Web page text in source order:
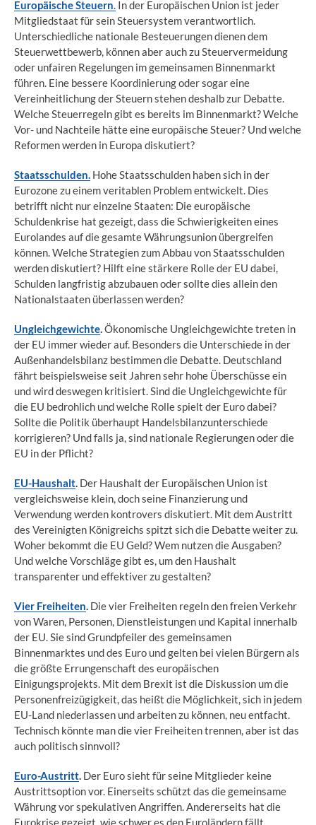
Europäische Steuern. In der Europäischen Union ist jeder
Mitgliedstaat für sein Steuersystem verantwortlich.
Unterschiedliche nationale Besteuerungen dienen dem
Steuerwettbewerb, können aber auch zu Steuervermeidung
oder unfairen Regelungen im gemeinsamen Binnenmarkt
führen. Eine bessere Koordinierung oder sogar eine
Vereinheitlichung der Steuern stehen deshalb zur Debatte.
Welche Steuerregeln gibt es bereits im Binnenmarkt? Welche
Vor- und Nachteile hätte eine europäische Steuer? Und welche
Reformen werden in Europa diskutiert?
Staatsschulden. Hohe Staatsschulden haben sich in der
Eurozone zu einem veritablen Problem entwickelt. Dies
betrifft nicht nur einzelne Staaten: Die europäische
Schuldenkrise hat gezeigt, dass die Schwierigkeiten eines
Eurolandes auf die gesamte Währungsunion übergreifen
können. Welche Strategien zum Abbau von Staatsschulden
werden diskutiert? Hilft eine stärkere Rolle der EU dabei,
Schulden langfristig abzubauen oder sollte dies allein den
Nationalstaaten überlassen werden?
Ungleichgewichte.Ökonomische Ungleichgewichte treten in
der EU immer wieder auf. Besonders die Unterschiede in der
Außenhandelsbilanz bestimmen die Debatte. Deutschland
fährt beispielsweise seit Jahren sehr hohe Überschüsse ein
und wird deswegen kritisiert. Sind die Ungleichgewichte für
die EU bedrohlich und welche Rolle spielt der Euro dabei?
Sollte die Politik überhaupt Handelsbilanzunterschiede
korrigieren? Und falls ja, sind nationale Regierungen oder die
EU in der Pflicht?
EU-Haushalt. Der Haushalt der Europäischen Union ist
vergleichsweise klein, doch seine Finanzierung und
Verwendung werden kontrovers diskutiert. Mit dem Austritt
des Vereinigten Königreichs spitzt sich die Debatte weiter zu.
Woher bekommt die EU Geld? Wem nutzen die Ausgaben?
Und welche Vorschläge gibt es, um den Haushalt
transparenter und effektiver zu gestalten?
Vier Freiheiten. Die vier Freiheiten regeln den freien Verkehr
von Waren, Personen, Dienstleistungen und Kapital innerhalb
der EU. Sie sind Grundpfeiler des gemeinsamen
Binnenmarktes und des Euro und gelten bei vielen Bürgern als
die größte Errungenschaft des europäischen
Einigungsprojekts. Mit dem Brexit ist die Diskussion um die
Personenfreizügigkeit, das heißt die Möglichkeit, sich in jedem
EU-Land niederlassen und arbeiten zu können, neu entfacht.
Technisch könnte man die vier Freiheiten trennen, aber ist das
auch politisch sinnvoll?
Euro-Austritt. Der Euro sieht für seine Mitglieder keine
Austrittsoption vor. Einerseits schützt das die gemeinsame
Währung vor spekulativen Angriffen. Andererseits hat die
Eurokrise gezeigt, wie schwer es den Euroländern fällt,